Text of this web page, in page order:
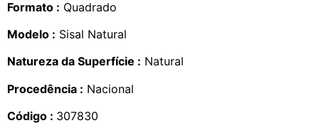
Formato : Quadrado
Modelo : Sisal Natural
Natureza da Superfície : Natural
Procedência : Nacional
Código : 307830